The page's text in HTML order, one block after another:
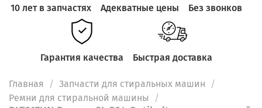
10 лет в запчастях Адекватные цены Без звонков
Гарантия качества Быстрая доставка
Главная
Запчасти для стиральных машин
Ремни для стиральной машины